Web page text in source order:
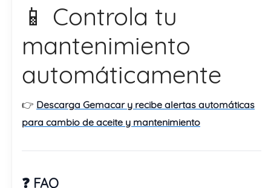
📱 Controla tu
mantenimiento
automáticamente
👉 Descarga Gemacar y recibe alertas automáticas
para cambio de aceite y mantenimiento
❓ FAQ